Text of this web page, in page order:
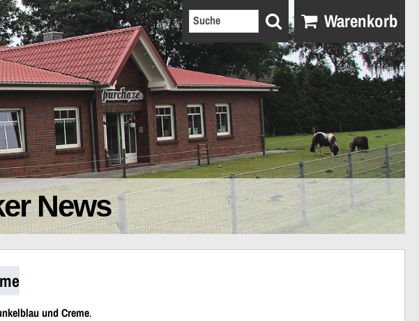
News
Warenkorb
und Creme.